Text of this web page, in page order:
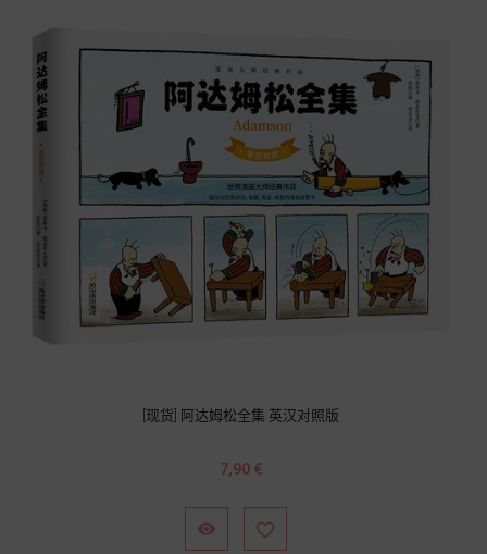
[现货] 阿达姆松全集 英汉对照版
Prix
7,90 €
 